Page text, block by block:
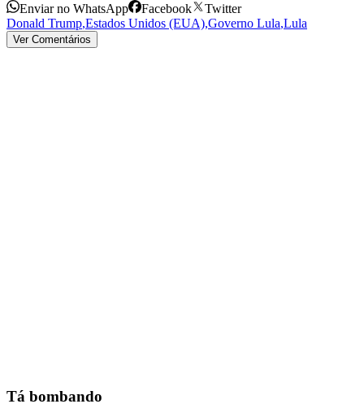
Enviar no WhatsApp Facebook
Twitter
Donald Trump,Estados Unidos (EUA),Governo Lula,Lula
Ver Comentários
Tá bombando